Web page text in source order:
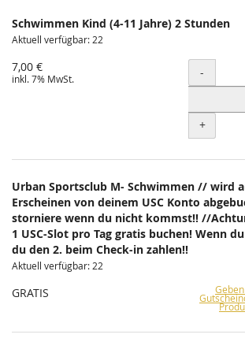
Schwimmen Kind (4-11 Jahre) 2 Stunden
Aktuell verfügbar: 22
7,00 €
inkl. 7% MwSt. Menge
-
+
Urban Sportsclub M- Schwimmen // wird
Erscheinen von deinem USC Konto
storniere wenn du nicht kommst!! //
1 USC-Slot pro Tag gratis buchen! Wenn
du den 2. beim Check-in zahlen!!
Aktuell verfügbar: 22
GRATIS